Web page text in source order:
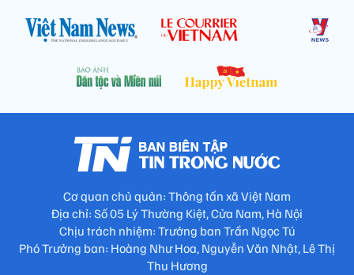
Cơ quan chủ quản: Thông tấn xã Việt Nam
Địa chỉ: Số 05 Lý Thường Kiệt, Cửa Nam, Hà Nội